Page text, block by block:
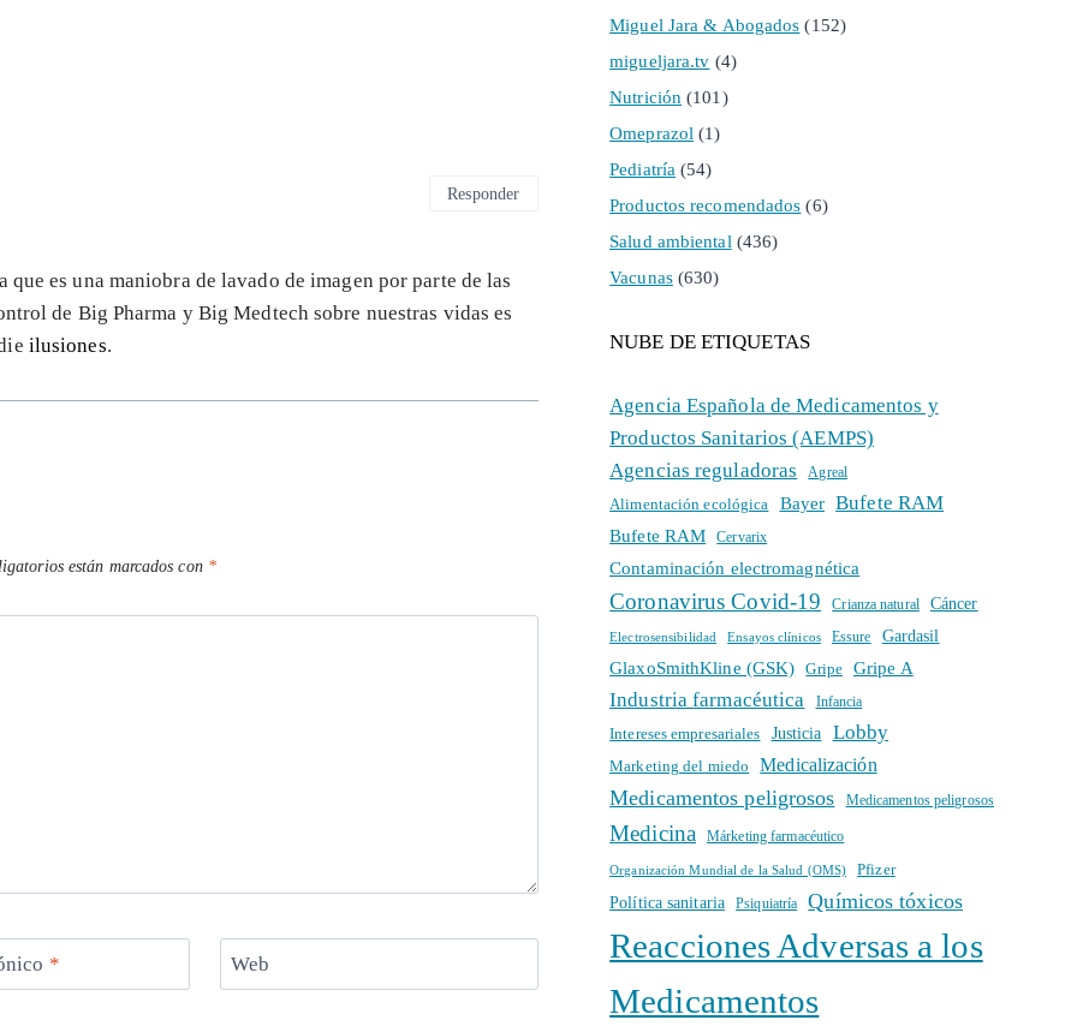
que es una maniobra de lavado de imagen por parte de las
de Big Pharma y Big Medtech sobre nuestras vidas es
ilusiones.
Responder
están marcados con *
* Web
Miguel Jara & Abogados (152)
migueljara.tv (4)
Nutrición (101)
Omeprazol (1)
Pediatría (54)
Productos recomendados (6)
Salud ambiental (436)
Vacunas(630)
NUBE DE ETIQUETAS
Agencia Española de Medicamentos y
Productos Sanitarios (AEMPS)
Agencias reguladoras
Agreal
Alimentación ecológica Bayer Bufete RAM
Bufete RAM Cervarix
Contaminación electromagnética
Coronavirus Covid-19 Crianza natural Cáncer
Electrosensibilidad Ensayos clínicos Essure Gardasil
GlaxoSmithKline (GSK) Gripe Gripe A
Industria farmacéutica Infancia
Intereses empresariales Justicia Lobby
Marketing del miedo Medicalización
Medicamentos peligrosos Medicamentos peligrosos
Medicina Márketing farmacéutico
Organización Mundial de la Salud (OMS) Pfizer
Política sanitaria Psiquiatría Químicos tóxicos
Reacciones Adversas a los
Medicamentos